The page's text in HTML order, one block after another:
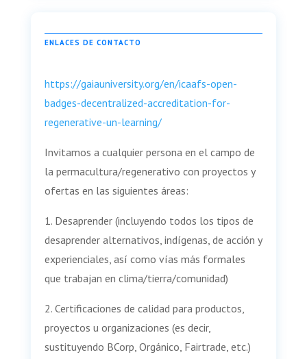
ENLACES DE CONTACTO
https://gaiauniversity.org/en/icaafs-open-
badges-decentralized-accreditation-for-
regenerative-un-learning/
Invitamos a cualquier persona en el campo de
la permacultura/regenerativo con proyectos y
ofertas en las siguientes áreas:
1. Desaprender (incluyendo todos los tipos de
desaprender alternativos, indígenas, de acción y
experienciales, así como vías más formales
que trabajan en clima/tierra/comunidad)
2. Certificaciones de calidad para productos,
proyectos u organizaciones (es decir,
sustituyendo BCorp, Orgánico, Fairtrade, etc.)